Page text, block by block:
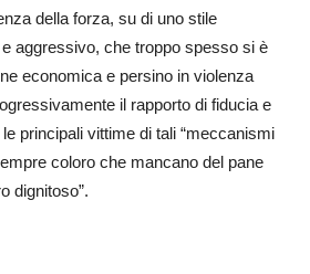
della forza, su di uno stile
aggressivo, che troppo spesso si è
economica e persino in violenza
il rapporto di fiducia e
principali vittime di tali “meccanismi
coloro che mancano del pane
dignitoso”.